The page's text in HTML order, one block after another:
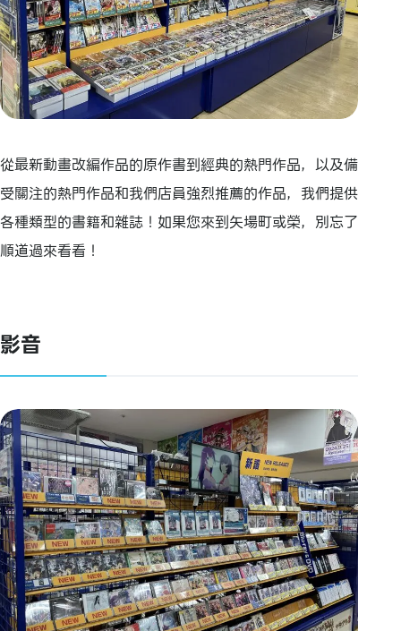
從最新動畫改編作品的原作書到經典的熱門作品，以及備
受關注的熱門作品和我們店員強烈推薦的作品，我們提供
各種類型的書籍和雜誌！如果您來到矢場町或榮，別忘了
順道過來看看！
影音